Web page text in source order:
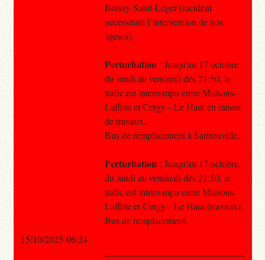
Boissy-Saint-Léger (incident
nécessitant l’intervention de nos
agents).
Perturbation : Jusqu'au 17 octobre,
du lundi au vendredi dès 21:50, le
trafic est interrompu entre Maisons-
Laffitte et Cergy – Le Haut en raison
de travaux.
Bus de remplacement à Sartrouville.
Perturbation : Jusqu'au 17 octobre,
du lundi au vendredi dès 21:50, le
trafic est interrompu entre Maisons-
Laffitte et Cergy – Le Haut (travaux).
Bus de remplacement.
15/10/2025 06:24